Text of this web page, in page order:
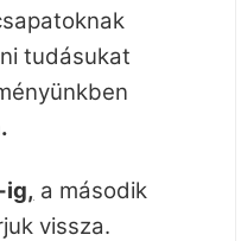
tudásukat
.
ig, a második
vissza.